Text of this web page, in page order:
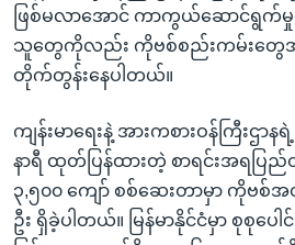
ဖြစ်မလာအောင် ကာကွယ်ဆောင်ရွ
သူတွေကိုလည်း ကိုဗစ်စည်းကမ်းတွေ
တိုက်တွန်းနေပါတယ်။
ကျန်းမာရေးနဲ့ အားကစားဝန်ကြီးဌာ
နာရီ ထုတ်ပြန်ထားတဲ့ စာရင်းအရပြည်
၃,၅၀၀ ကျော် စစ်ဆေးတာမှာ ကိုဗ
ဦး ရှိခဲ့ပါတယ်။ မြန်မာနိုင်ငံမှာ စုစုပေါ